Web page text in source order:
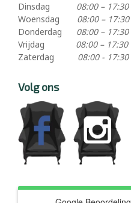
Dinsdag
08:00 – 17:30
Woensdag
08:00 – 17:30
Donderdag
08:00 – 17:30
Vrijdag
08:00 – 17:30
Zaterdag
08:00 - 17:30
Volg ons